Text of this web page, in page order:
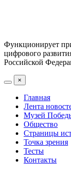
Функционирует
цифрового
Российской
×
Главная
Лента
Музей
Общество
Страницы
Точка зрения
Тесты
Контакты